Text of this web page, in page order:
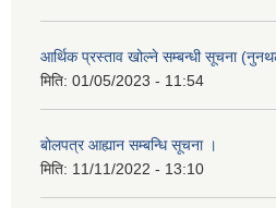
आर्थिक प्रस्ताव खोल्ने सम्बन्धी सूचना
मिति: 01/05/2023 - 11:54
बोलपत्र आह्यान सम्बन्धि सूचना ।
मिति: 11/11/2022 - 13:10